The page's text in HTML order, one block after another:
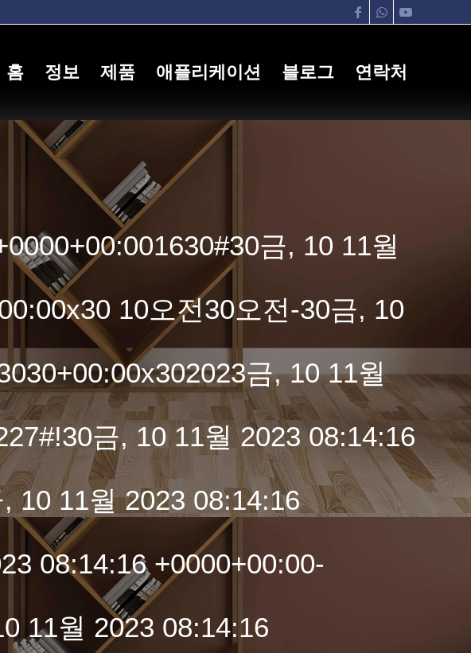
홈 정보 제품 애플리케이션 블로그 연락처
금, 10 11월
10오전30오전-30금, 10
금, 10 11월
금, 10 11월 2023 08:14:16
10 11월 2023 08:14:16
08:14:16 +0000+00:00-
11월 2023 08:14:16